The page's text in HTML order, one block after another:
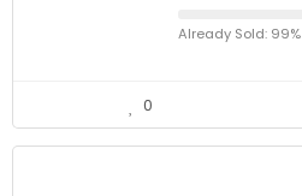
Already Sold: 99%
0